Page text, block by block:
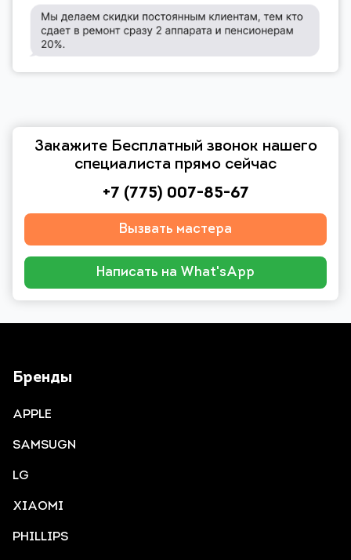
Закажите Бесплатный звонок нашего
специалиста прямо сейчас
+7 (775) 007-85-67
Вызвать мастера
Написать на What'sApp
Бренды
APPLE
SAMSUGN
LG
XIAOMI
PHILLIPS